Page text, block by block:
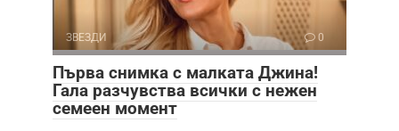
ЗВЕЗДИ 0
Първа снимка с малката Джина!
Гала разчувства всички с нежен
семеен момент